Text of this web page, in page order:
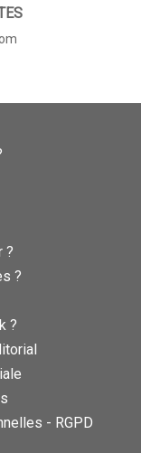
?
?
?
- RGPD